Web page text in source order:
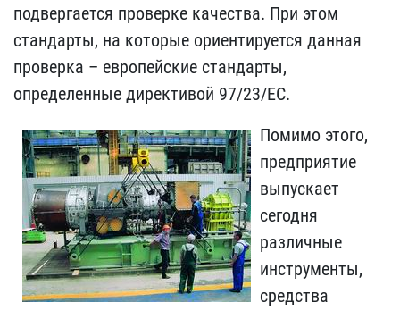
подвергается проверке качества. При этом
стандарты, на которые ориентируется данная
проверка – европейские стандарты,
определенные директивой 97/23/ЕС.
Помимо этого,
предприятие
выпускает
сегодня
различные
инструменты,
средства